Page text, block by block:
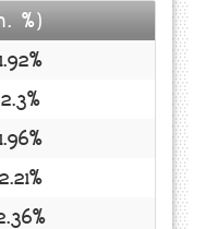
%)
1.92%
2.3%
1.96%
2.21%